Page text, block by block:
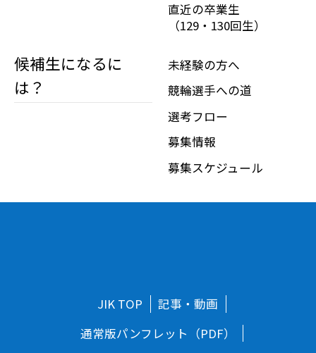
直近の卒業生
（129・130回生）
候補生になるに
は？
未経験の方へ
競輪選手への道
選考フロー
募集情報
募集スケジュール
JIK TOP
記事・動画
通常版パンフレット（PDF）